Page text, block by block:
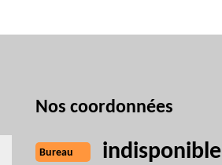
Nos coordonnées
Bureau indisponible